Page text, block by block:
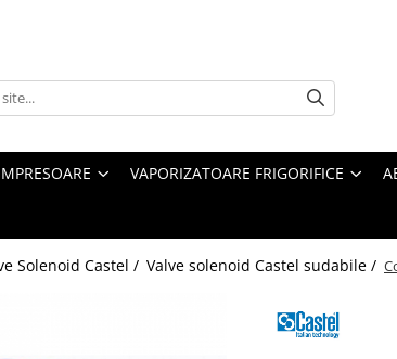
VAPORIZATOARE FRIGORIFICE
Solenoid Castel / Valve solenoid Castel sudabile /